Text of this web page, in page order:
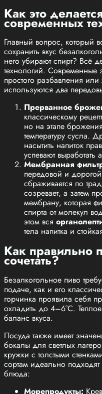
Как это
современных
Главный вопрос, который
сохранить вкус
него убирают спирт? Всё
технологий. Современные
простого разбавления
используются два
Прерванное
классическому
но на этапе
температуру сусла.
насытить напиток
успевают выработать
Мембранная
передовой и
сбраживается по
созревает, а затем
мембрану, которая
спирта от молекул
этом вся
тела напитка и
Как правильно
сочетать?
Безалкогольное пиво
подаче, как и его
горчинка проявила себя
охладить до 4–6°C.
баланс вкуса.
Посуда также имеет
бокалы для светлых
кружки с толстыми
сортам идеально
блюда:
Морепродукты: